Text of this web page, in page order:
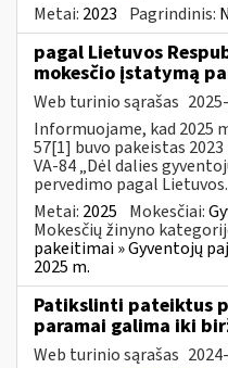
Metai: 2023 Pagrindinis:
pagal Lietuvos
mokesčio įstatymą
Web turinio sąrašas
Informuojame, kad 2025
57[1] buvo pakeistas
VA-84 „Dėl dalies
pervedimo pagal
Metai: 2025 Mokesčiai:
Mokesčių žinyno
pakeitimai » Gyventojų
2025 m.
Patikslinti pateiktus
paramai galima iki
Web turinio sąrašas